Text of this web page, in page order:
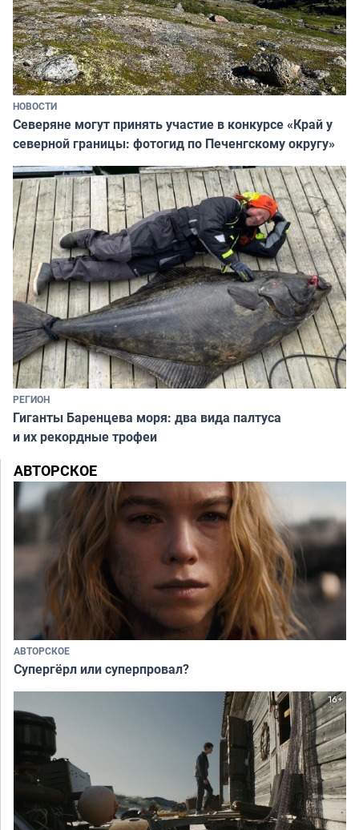
НОВОСТИ
Северяне могут принять участие в конкурсе «Край у
северной границы: фотогид по Печенгскому округу»
РЕГИОН
Гиганты Баренцева моря: два вида палтуса
и их рекордные трофеи
АВТОРСКОЕ
АВТОРСКОЕ
Супергёрл или суперпровал?